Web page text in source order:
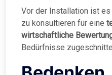
Vor der Installation ist es
zu konsultieren für eine
wirtschaftliche
Bedürfnisse